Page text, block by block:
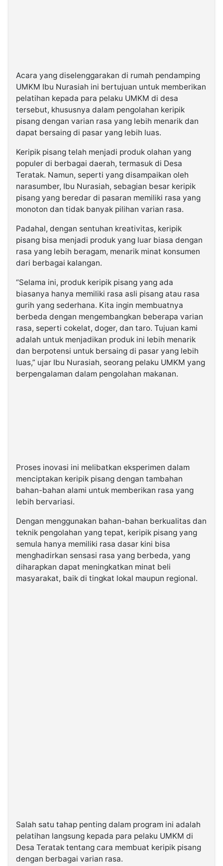
Acara yang diselenggarakan di rumah pendamping
UMKM Ibu Nurasiah ini bertujuan untuk memberikan
pelatihan kepada para pelaku UMKM di desa
tersebut, khususnya dalam pengolahan keripik
pisang dengan varian rasa yang lebih menarik dan
dapat bersaing di pasar yang lebih luas.
Keripik pisang telah menjadi produk olahan yang
populer di berbagai daerah, termasuk di Desa
Teratak. Namun, seperti yang disampaikan oleh
narasumber, Ibu Nurasiah, sebagian besar keripik
pisang yang beredar di pasaran memiliki rasa yang
monoton dan tidak banyak pilihan varian rasa.
Padahal, dengan sentuhan kreativitas, keripik
pisang bisa menjadi produk yang luar biasa dengan
rasa yang lebih beragam, menarik minat konsumen
dari berbagai kalangan.
“Selama ini, produk keripik pisang yang ada
biasanya hanya memiliki rasa asli pisang atau rasa
gurih yang sederhana. Kita ingin membuatnya
berbeda dengan mengembangkan beberapa varian
rasa, seperti cokelat, doger, dan taro. Tujuan kami
adalah untuk menjadikan produk ini lebih menarik
dan berpotensi untuk bersaing di pasar yang lebih
luas,” ujar Ibu Nurasiah, seorang pelaku UMKM yang
berpengalaman dalam pengolahan makanan.
Proses inovasi ini melibatkan eksperimen dalam
menciptakan keripik pisang dengan tambahan
bahan-bahan alami untuk memberikan rasa yang
lebih bervariasi.
Dengan menggunakan bahan-bahan berkualitas dan
teknik pengolahan yang tepat, keripik pisang yang
semula hanya memiliki rasa dasar kini bisa
menghadirkan sensasi rasa yang berbeda, yang
diharapkan dapat meningkatkan minat beli
masyarakat, baik di tingkat lokal maupun regional.
Salah satu tahap penting dalam program ini adalah
pelatihan langsung kepada para pelaku UMKM di
Desa Teratak tentang cara membuat keripik pisang
dengan berbagai varian rasa.